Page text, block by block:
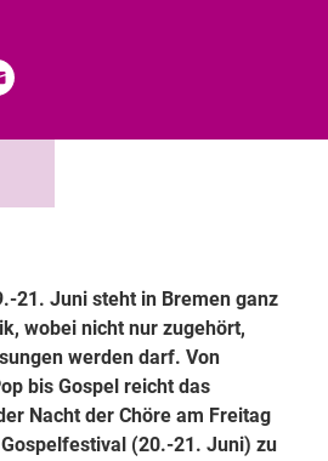
21. Juni steht in Bremen ganz
wobei nicht nur zugehört,
werden darf. Von
bis Gospel reicht das
Nacht der Chöre am Freitag
(20.-21. Juni) zu